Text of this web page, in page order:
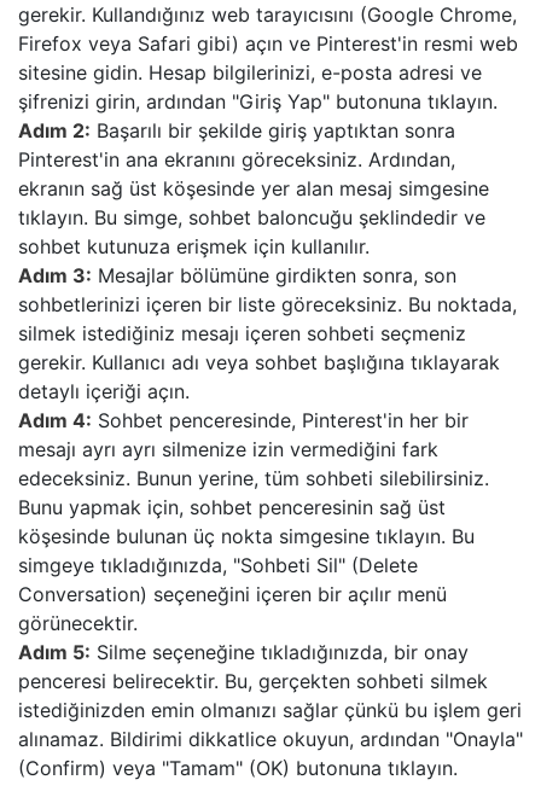
gerekir. Kullandığınız web tarayıcısını (Google Chrome,
Firefox veya Safari gibi) açın ve Pinterest'in resmi web
sitesine gidin. Hesap bilgilerinizi, e-posta adresi ve
şifrenizi girin, ardından "Giriş Yap" butonuna tıklayın.
Adım 2: Başarılı bir şekilde giriş yaptıktan sonra
Pinterest'in ana ekranını göreceksiniz. Ardından,
ekranın sağ üst köşesinde yer alan mesaj simgesine
tıklayın. Bu simge, sohbet baloncuğu şeklindedir ve
sohbet kutunuza erişmek için kullanılır.
Adım 3: Mesajlar bölümüne girdikten sonra, son
sohbetlerinizi içeren bir liste göreceksiniz. Bu noktada,
silmek istediğiniz mesajı içeren sohbeti seçmeniz
gerekir. Kullanıcı adı veya sohbet başlığına tıklayarak
detaylı içeriği açın.
Adım 4: Sohbet penceresinde, Pinterest'in her bir
mesajı ayrı ayrı silmenize izin vermediğini fark
edeceksiniz. Bunun yerine, tüm sohbeti silebilirsiniz.
Bunu yapmak için, sohbet penceresinin sağ üst
köşesinde bulunan üç nokta simgesine tıklayın. Bu
simgeye tıkladığınızda, "Sohbeti Sil" (Delete
Conversation) seçeneğini içeren bir açılır menü
görünecektir.
Adım 5: Silme seçeneğine tıkladığınızda, bir onay
penceresi belirecektir. Bu, gerçekten sohbeti silmek
istediğinizden emin olmanızı sağlar çünkü bu işlem geri
alınamaz. Bildirimi dikkatlice okuyun, ardından "Onayla"
(Confirm) veya "Tamam" (OK) butonuna tıklayın.